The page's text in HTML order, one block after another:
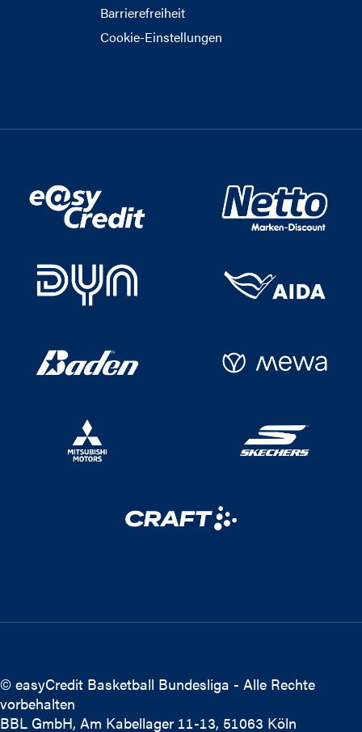
Barrierefreiheit
Cookie-Einstellungen
© easyCredit Basketball Bundesliga - Alle Rechte
vorbehalten
BBL GmbH, Am Kabellager 11-13, 51063 Köln